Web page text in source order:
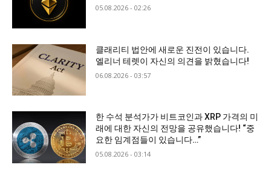
05.08.2026 - 02:26
클래리티 법안에 새로운 진전이 있습니다.
엘리너 테렛이 자신의 의견을 밝혔습니다!
06.08.2026 - 03:57
한 수석 분석가가 비트코인과 XRP 가격의 미
래에 대한 자신의 전망을 공유했습니다! “중
요한 임계점들이 있습니다…”
05.08.2026 - 03:14